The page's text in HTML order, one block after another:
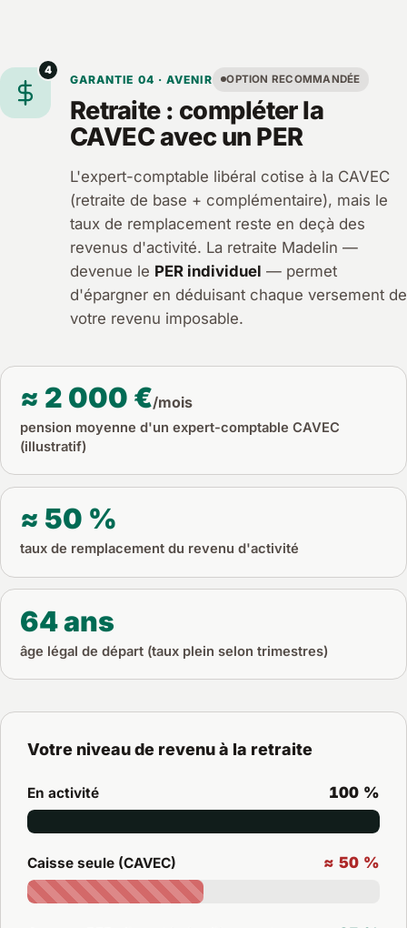
4
GARANTIE 04 · AVENIR OPTION RECOMMANDÉE
Retraite : compléter la
CAVEC avec un PER
L'expert-comptable libéral cotise à la CAVEC
(retraite de base + complémentaire), mais le
taux de remplacement reste en deçà des
revenus d'activité. La retraite Madelin —
devenue le PER individuel — permet
d'épargner en déduisant chaque versement de
votre revenu imposable.
≈ 2 000 €/mois
pension moyenne d'un expert-comptable CAVEC
(illustratif)
≈ 50 %
taux de remplacement du revenu d'activité
64 ans
âge légal de départ (taux plein selon trimestres)
Votre niveau de revenu à la retraite
En activité 100 %
Caisse seule (CAVEC) ≈ 50 %